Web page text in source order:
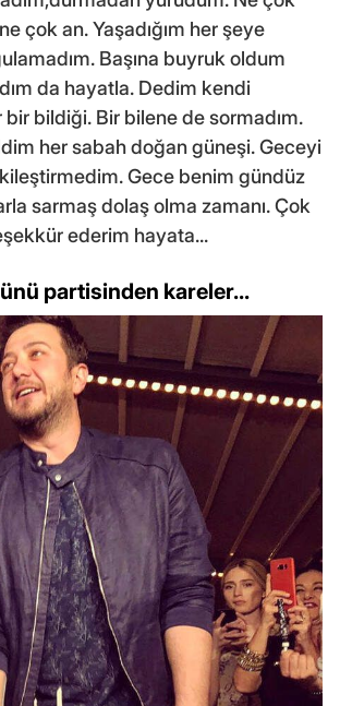
çok an. Yaşadığım her şeye
Başına buyruk oldum
da hayatla. Dedim kendi
bir bildiği. Bir bilene de sormadım.
her sabah doğan güneşi. Geceyi
Gece benim gündüz
sarmaş dolaş olma zamanı. Çok
ederim hayata...
partisinden kareler...